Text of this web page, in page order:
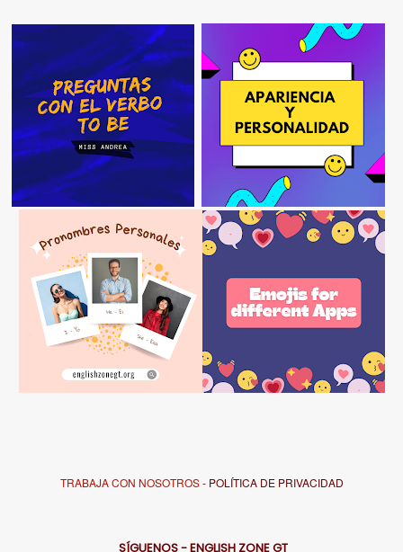
TRABAJA CON NOSOTROS- POLÍTICA DE PRIVACIDAD
SÍGUENOS - ENGLISH ZONE GT